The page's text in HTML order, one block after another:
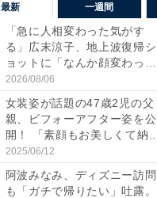
最新 一週間
「急に人相変わった気がす
る」広末涼子、地上波復帰シ
ョットに「なんか顔変わっ
た」の...
2026/08/06
女装姿が話題の47歳2児の父
親、ビフォーアフター姿を公
開！ 「素顔もお美しくて納...
2025/06/12
阿波みなみ、ディズニー訪問
も「ガチで帰りたい」吐露。